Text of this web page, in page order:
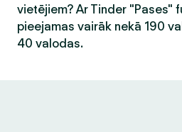
vietējiem? Ar Tinder "Pases"
pieejamas vairāk nekā 190
40 valodas.